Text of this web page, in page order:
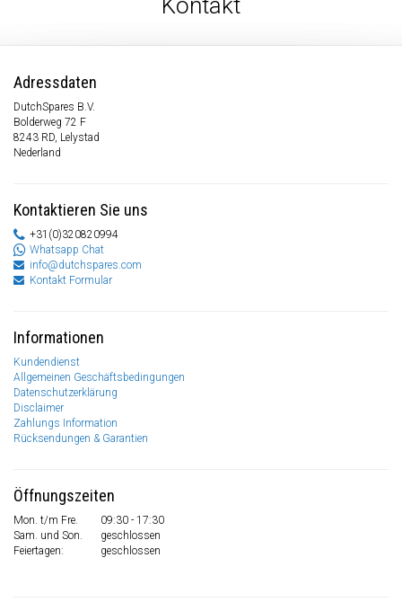
Kontakt
Adressdaten
DutchSpares B.V.
Bolderweg 72 F
8243 RD, Lelystad
Nederland
Kontaktieren Sie uns
+31(0)320820994
Whatsapp Chat
info@dutchspares.com
Kontakt Formular
Informationen
Kundendienst
Allgemeinen Geschäftsbedingungen
Datenschutzerklärung
Disclaimer
Zahlungs Information
Rücksendungen & Garantien
Öffnungszeiten
Mon. t/m Fre.
09:30 - 17:30
Sam. und Son.
geschlossen
Feiertagen:
geschlossen